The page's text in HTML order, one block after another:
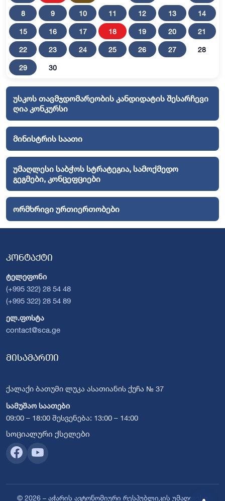
8 9 10 11 12 13 14
15 16 17 18 19 20 21
22 23 24 25 26 27 28
29 30
უსკოს თავმჯდომარეობის კანდიდატის შესარჩევი
ღია კონკურსი
მინისტრის საათი
უმაღლესი საბჭოს სტრატეგია, სამოქმედო
გეგმები, კონცეფციები
ორმხრივი ურთიერთობები
კონტაქტი
ტელეფონი
(+995 322) 28 54 48
(+995 322) 28 54 89
ელ.ფოსტა
contact@sca.ge
მისამართი
ქალაქი ბათუმი ლუკა ასათიანის ქუჩა № 37
სამუშაო საათები
09:00 – 18:00 შესვენება: 13:00 – 14:00
სოციალური ქსელები
© 2026 – აჭარის ავტონომიური რესპუბლიკის უმაღლესი